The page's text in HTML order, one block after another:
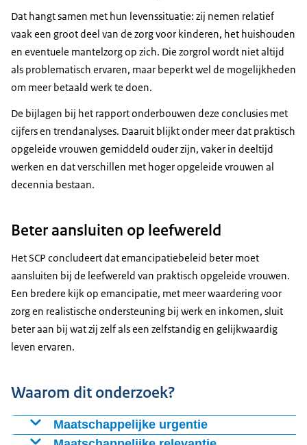
Dat hangt samen met hun levenssituatie: zij nemen relatief
vaak een groot deel van de zorg voor kinderen, het huishouden
en eventuele mantelzorg op zich. Die zorgrol wordt niet altijd
als problematisch ervaren, maar beperkt wel de mogelijkheden
om meer betaald werk te doen.
De bijlagen bij het rapport onderbouwen deze conclusies met
cijfers en trendanalyses. Daaruit blijkt onder meer dat praktisch
opgeleide vrouwen gemiddeld ouder zijn, vaker in deeltijd
werken en dat verschillen met hoger opgeleide vrouwen al
decennia bestaan.
Beter aansluiten op leefwereld
Het SCP concludeert dat emancipatiebeleid beter moet
aansluiten bij de leefwereld van praktisch opgeleide vrouwen.
Een bredere kijk op emancipatie, met meer waardering voor
zorg en realistische ondersteuning bij werk en inkomen, sluit
beter aan bij wat zij zelf als een zelfstandig en gelijkwaardig
leven ervaren.
Waarom dit onderzoek?
Maatschappelijke urgentie
Het onderzoek is urgent omdat praktisch opgeleide